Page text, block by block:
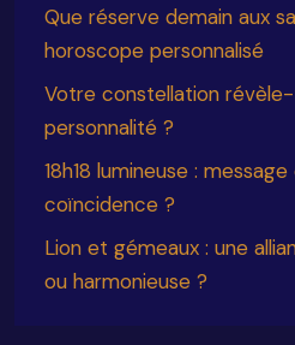
Que réserve demain aux
horoscope personnalisé
Votre constellation
personnalité ?
18h18 lumineuse :
coïncidence ?
Lion et gémeaux : une
ou harmonieuse ?